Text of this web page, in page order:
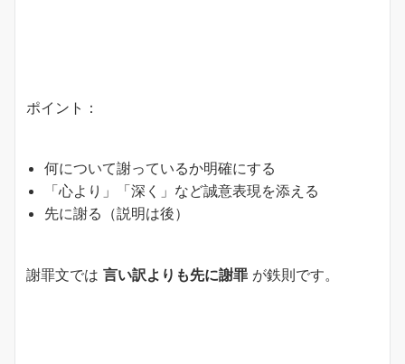
ポイント：
何について謝っているか明確にする
「心より」「深く」など誠意表現を添える
先に謝る（説明は後）
謝罪文では 言い訳よりも先に謝罪 が鉄則です。